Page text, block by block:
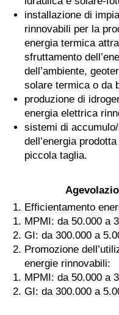
installazione di
rinnovabili per la
energia termica
sfruttamento
dell’ambiente,
solare termica o da
produzione di
energia elettrica
sistemi di
dell’energia
piccola taglia.
Efficientamento
MPMI: da 50.000 a
GI: da 300.000 a
Promozione
energie rinnovabili:
MPMI: da 50.000 a
GI: da 300.000 a